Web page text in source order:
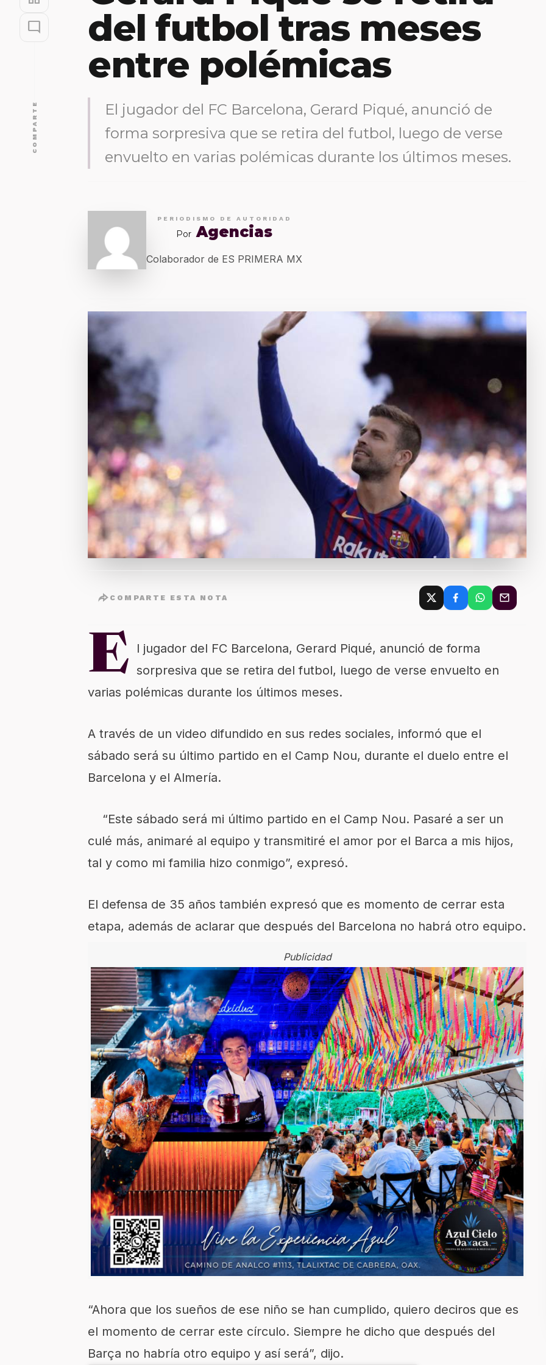
mode_comment
COMPARTE
del futbol tras meses
entre polémicas
El jugador del FC Barcelona, Gerard Piqué, anunció de
forma sorpresiva que se retira del futbol, luego de verse
envuelto en varias polémicas durante los últimos meses.
PERIODISMO DE AUTORIDAD
Por Agencias
Colaborador de ES PRIMERA MX
COMPARTE ESTA NOTA
E
l jugador del FC Barcelona, Gerard Piqué, anunció de forma
sorpresiva que se retira del futbol, luego de verse envuelto en
varias polémicas durante los últimos meses.
A través de un video difundido en sus redes sociales, informó que el
sábado será su último partido en el Camp Nou, durante el duelo entre el
Barcelona y el Almería.
“Este sábado será mi último partido en el Camp Nou. Pasaré a ser un
culé más, animaré al equipo y transmitiré el amor por el Barca a mis hijos,
tal y como mi familia hizo conmigo”, expresó.
El defensa de 35 años también expresó que es momento de cerrar esta
etapa, además de aclarar que después del Barcelona no habrá otro equipo.
Publicidad
“Ahora que los sueños de ese niño se han cumplido, quiero deciros que es
el momento de cerrar este círculo. Siempre he dicho que después del
Barça no habría otro equipo y así será”, dijo.